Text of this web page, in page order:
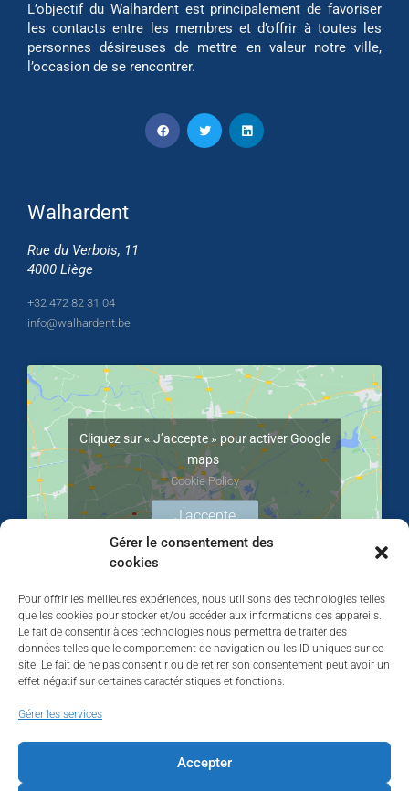
Gérer le consentement des
cookies
Pour offrir les meilleures expériences, nous utilisons des technologies telles
que les cookies pour stocker et/ou accéder aux informations des appareils.
Le fait de consentir à ces technologies nous permettra de traiter des
données telles que le comportement de navigation ou les ID uniques sur ce
site. Le fait de ne pas consentir ou de retirer son consentement peut avoir un
effet négatif sur certaines caractéristiques et fonctions.
Gérer les services
Accepter
L’objectif du Walhardent est principalement de favoriser
les contacts entre les membres et d’offrir à toutes les
personnes désireuses de mettre en valeur notre ville,
l’occasion de se rencontrer.
Walhardent
Rue du Verbois, 11
4000 Liège
+32 472 82 31 04
info@walhardent.be
Cliquez sur « J’accepte » pour activer Google
maps
Cookie Policy
J’accepte